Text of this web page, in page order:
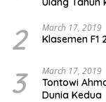
2 March 17, 2019
Klasemen F1
3 March 17, 2019
Tontowi
Dunia Kedua